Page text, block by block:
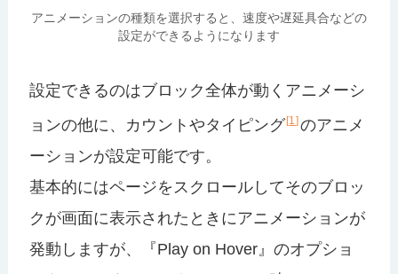
アニメーションの種類を選択すると、速度や遅延具合などの
設定ができるようになります
設定できるのはブロック全体が動くアニメーシ
ョンの他に、カウントやタイピング 1 のアニメ
ーションが設定可能です。
基本的にはページをスクロールしてそのブロッ
クが画面に表示されたときにアニメーションが
発動しますが、『Play on Hover』のオプショ